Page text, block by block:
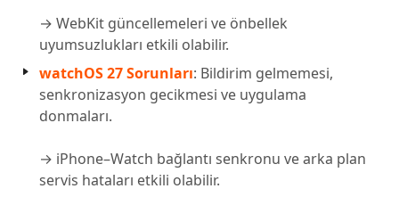
→ WebKit güncellemeleri ve önbellek
uyumsuzlukları etkili olabilir.
watchOS 27 Sorunları: Bildirim gelmemesi,
senkronizasyon gecikmesi ve uygulama
donmaları.
→ iPhone–Watch bağlantı senkronu ve arka plan
servis hataları etkili olabilir.